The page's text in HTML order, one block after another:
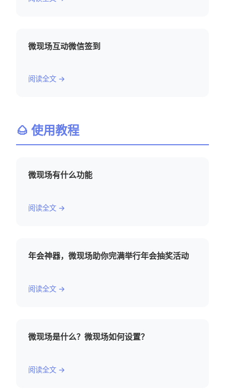
微现场互动微信签到
阅读全文 →
🌰 使用教程
微现场有什么功能
阅读全文 →
年会神器，微现场助你完满举行年会抽奖活动
阅读全文 →
微现场是什么？微现场如何设置？
阅读全文 →